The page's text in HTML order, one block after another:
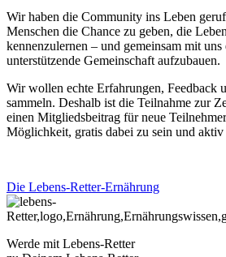
Wir haben die Community ins Leben
Menschen die Chance zu geben, die
kennenzulernen – und gemeinsam mit uns
unterstützende Gemeinschaft aufzubauen.
Wir wollen echte Erfahrungen, Feedback
sammeln. Deshalb ist die Teilnahme zur
einen Mitgliedsbeitrag für neue
Möglichkeit, gratis dabei zu sein und aktiv
Die Lebens-Retter-Ernährung
Werde mit Lebens-Retter